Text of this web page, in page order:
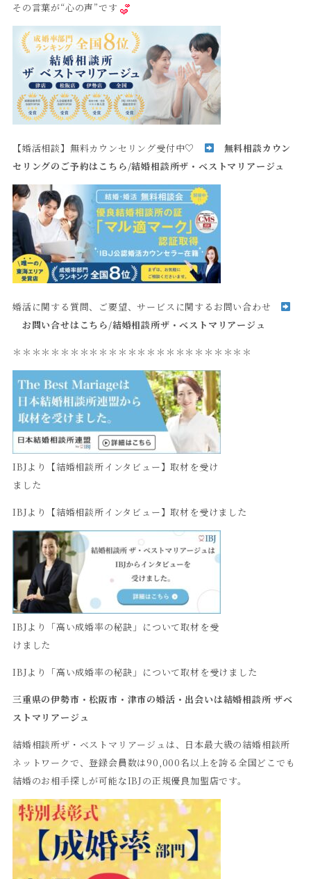
その言葉が“心の声”です
【婚活相談】無料カウンセリング受付中♡
無料相談カウン
セリングのご予約はこちら/結婚相談所ザ・ベストマリアージュ
婚活に関する質問、ご要望、サービスに関するお問い合わせ
お問い合せはこちら/結婚相談所ザ・ベストマリアージュ
＊＊＊＊＊＊＊＊＊＊＊＊＊＊＊＊＊＊＊＊＊＊＊＊＊
IBJより【結婚相談所インタビュー】取材を受け
ました
IBJより【結婚相談所インタビュー】取材を受けました
IBJより「高い成婚率の秘訣」について取材を受
けました
IBJより「高い成婚率の秘訣」について取材を受けました
三重県の伊勢市・松阪市・津市の婚活・出会いは結婚相談所 ザベ
ストマリアージュ
結婚相談所ザ・ベストマリアージュは、日本最大級の結婚相談所
ネットワークで、登録会員数は90,000名以上を誇る全国どこでも
結婚のお相手探しが可能なIBJの正規優良加盟店です。